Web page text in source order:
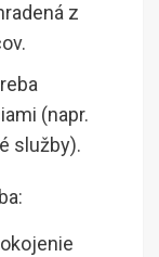
z
(napr.
služby).